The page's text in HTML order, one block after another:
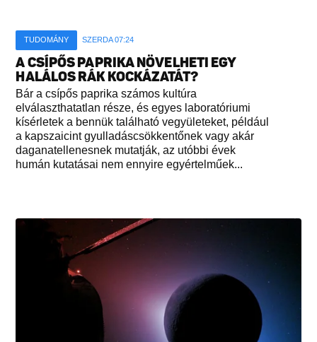
TUDOMÁNY SZERDA 07:24
A CSÍPŐS PAPRIKA NÖVELHETI EGY
HALÁLOS RÁK KOCKÁZATÁT?
Bár a csípős paprika számos kultúra
elválaszthatatlan része, és egyes laboratóriumi
kísérletek a bennük található vegyületeket, például
a kapszaicint gyulladáscsökkentőnek vagy akár
daganatellenesnek mutatják, az utóbbi évek
humán kutatásai nem ennyire egyértelműek...